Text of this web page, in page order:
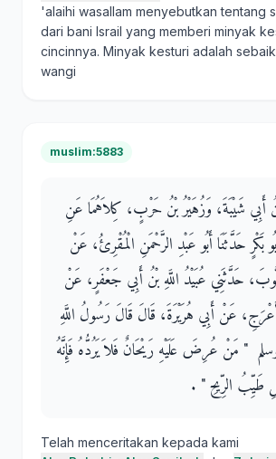
'alaihi wasallam menyebutkan tentang
dari bani Israil yang memberi minyak
cincinnya. Minyak kesturi adalah
wangi
muslim:5883
أَبِي شَيْبَةَ، وَزُهَيْرُ بْنُ حَرْبٍ، كِلاَهُمَا عَنِ
بَكْرٍ حَدَّثَنَا أَبُو عَبْدِ الرَّحْمَنِ الْمُقْرِئُ، عَنْ
حَدَّثَنِي عُبَيْدُ اللَّهِ بْنُ أَبِي جَعْفَرٍ، عَنْ
عَنْ أَبِي هُرَيْرَةَ، قَالَ قَالَ رَسُولُ اللَّهِ
"‏ مَنْ عُرِضَ عَلَيْهِ رَيْحَانٌ فَلاَ يَرُدُّهُ فَإِنَّهُ
طَيِّبُ الرِّيحِ ‏"‏ ‏.‏
Telah menceritakan kepada kami